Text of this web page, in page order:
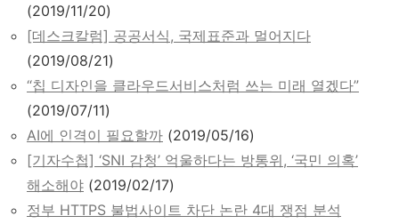
(2019/11/20)
[데스크칼럼] 공공서식, 국제표준과 멀어지다
(2019/08/21)
“칩 디자인을 클라우드서비스처럼 쓰는 미래 열겠다”
(2019/07/11)
AI에 인격이 필요할까 (2019/05/16)
[기자수첩] ‘SNI 감청’ 억울하다는 방통위, ‘국민 의혹’
해소해야 (2019/02/17)
정부 HTTPS 불법사이트 차단 논란 4대 쟁점 분석